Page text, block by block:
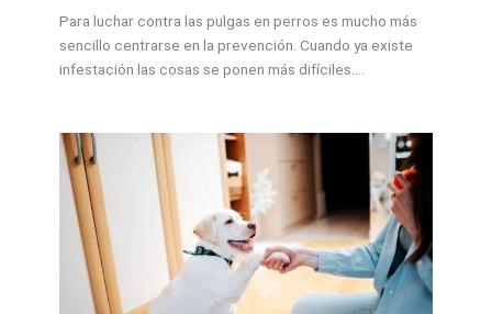
Para luchar contra las pulgas en perros es mucho más
sencillo centrarse en la prevención. Cuando ya existe
infestación las cosas se ponen más difíciles.…